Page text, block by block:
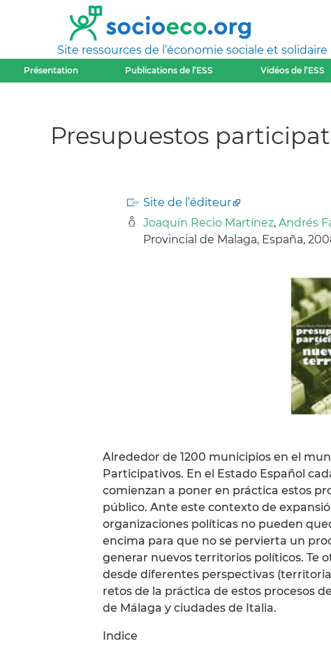
Site ressources de l’économie sociale et solidaire
Présentation Publications de l’ESS Vidéos de l’ESS
Presupuestos
Site de l’éditeur
Joaquín Recio Martínez, Andrés
Provincial de Malaga, España,
Alrededor de 1200 municipios en el
Participativos. En el Estado Español
comienzan a poner en práctica estos
público. Ante este contexto de
organizaciones políticas no pueden
encima para que no se pervierta un
generar nuevos territorios políticos. Te
desde diferentes perspectivas
retos de la práctica de estos procesos
de Málaga y ciudades de Italia.
Indice